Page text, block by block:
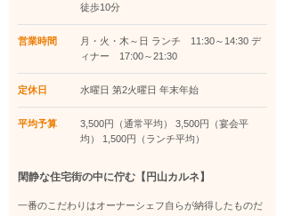
徒歩10分
営業時間
月・火・木～日 ランチ 11:30～14:30 デ
ィナー 17:00～21:30
定休日 水曜日 第2火曜日 年末年始
平均予算
3,500円（通常平均） 3,500円（宴会平
均） 1,500円（ランチ平均）
閑静な住宅街の中に佇む【円山カルネ】
一番のこだわりはオーナーシェフ自らが納得したものだ